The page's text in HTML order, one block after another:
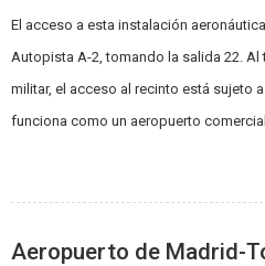
El acceso a esta instalación
Autopista A-2, tomando la salida 22. Al
militar, el acceso al recinto está sujeto
funciona como un aeropuerto
Aeropuerto de Madrid-